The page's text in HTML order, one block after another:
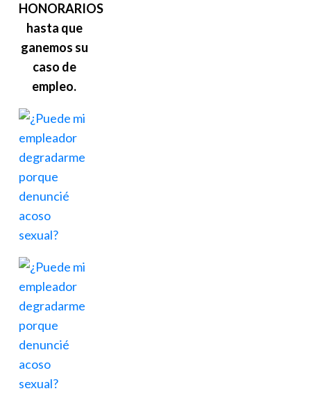
HONORARIOS
hasta que
ganemos su
caso de
empleo.